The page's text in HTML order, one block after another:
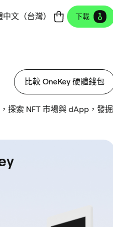
中文（台灣） 下載
比較 OneKey 硬體錢包
探索 NFT 市場與 dApp，發掘